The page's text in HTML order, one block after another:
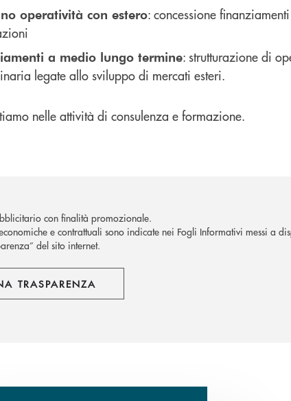
operatività con estero: concessione
a medio lungo termine: strutturazione di
legate allo sviluppo di mercati esteri.
nelle attività di consulenza e formazione.
con finalità promozionale.
e contrattuali sono indicate nei Fogli Informativi messi a
del sito internet.
TRASPARENZA